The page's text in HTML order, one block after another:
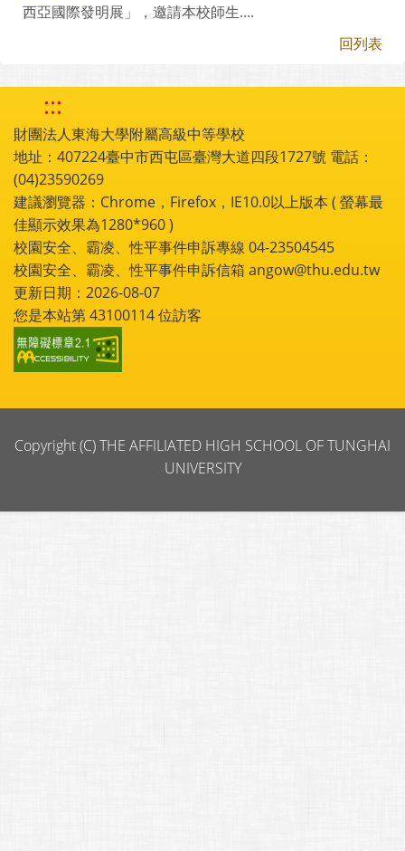
西亞國際發明展」，邀請本校師生....
回列表
:::
財團法人東海大學附屬高級中等學校
地址：407224臺中市西屯區臺灣大道四段1727號 電話：
(04)23590269
建議瀏覽器：Chrome，Firefox，IE10.0以上版本 ( 螢幕最
佳顯示效果為1280*960 )
校園安全、霸凌、性平事件申訴專線 04-23504545
校園安全、霸凌、性平事件申訴信箱 angow@thu.edu.tw
更新日期：2026-08-07
您是本站第43100114位訪客
Copyright (C) THE AFFILIATED HIGH SCHOOL OF TUNGHAI
UNIVERSITY